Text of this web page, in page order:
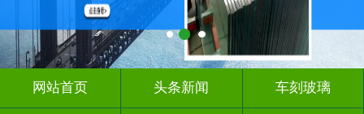
网站首页 头条新闻 车刻玻璃